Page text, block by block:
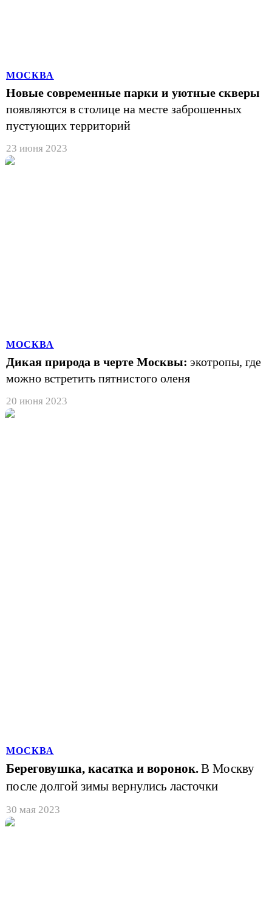
МОСКВА
Новые современные парки и уютные скверы
появляются в столице на месте заброшенных
пустующих территорий
23 июня 2023
МОСКВА
Дикая природа в черте Москвы: экотропы, где
можно встретить пятнистого оленя
20 июня 2023
МОСКВА
Береговушка, касатка и воронок.В Москву
после долгой зимы вернулись ласточки
30 мая 2023